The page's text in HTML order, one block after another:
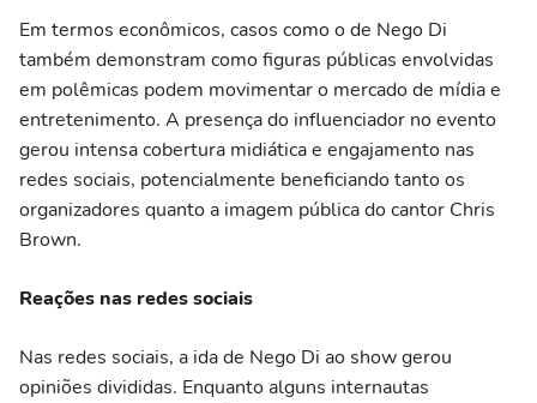
Em termos econômicos, casos como o de Nego Di
também demonstram como figuras públicas envolvidas
em polêmicas podem movimentar o mercado de mídia e
entretenimento. A presença do influenciador no evento
gerou intensa cobertura midiática e engajamento nas
redes sociais, potencialmente beneficiando tanto os
organizadores quanto a imagem pública do cantor Chris
Brown.
Reações nas redes sociais
Nas redes sociais, a ida de Nego Di ao show gerou
opiniões divididas. Enquanto alguns internautas